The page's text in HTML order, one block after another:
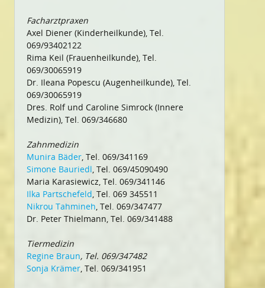
Facharztpraxen
Axel Diener (Kinderheilkunde), Tel.
069/93402122
Rima Keil (Frauenheilkunde), Tel.
069/30065919
Dr. Ileana Popescu (Augenheilkunde), Tel.
069/30065919
Dres. Rolf und Caroline Simrock (Innere
Medizin), Tel. 069/346680
Zahnmedizin
Munira Bäder, Tel. 069/341169
Simone Bauriedl, Tel. 069/45090490
Maria Karasiewicz, Tel. 069/341146
Ilka Partschefeld, Tel. 069 345511
Nikrou Tahmineh, Tel. 069/347477
Dr. Peter Thielmann, Tel. 069/341488
Tiermedizin
Regine Braun, Tel. 069/347482
Sonja Krämer, Tel. 069/341951